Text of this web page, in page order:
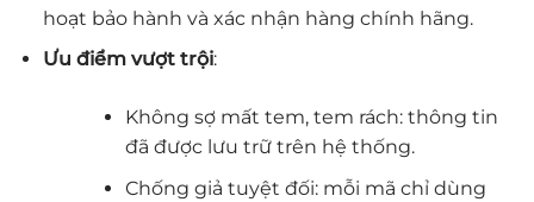
hoạt bảo hành và xác nhận hàng chính hãng.
Ưu điểm vượt trội:
Không sợ mất tem, tem rách: thông tin
đã được lưu trữ trên hệ thống.
Chống giả tuyệt đối: mỗi mã chỉ dùng